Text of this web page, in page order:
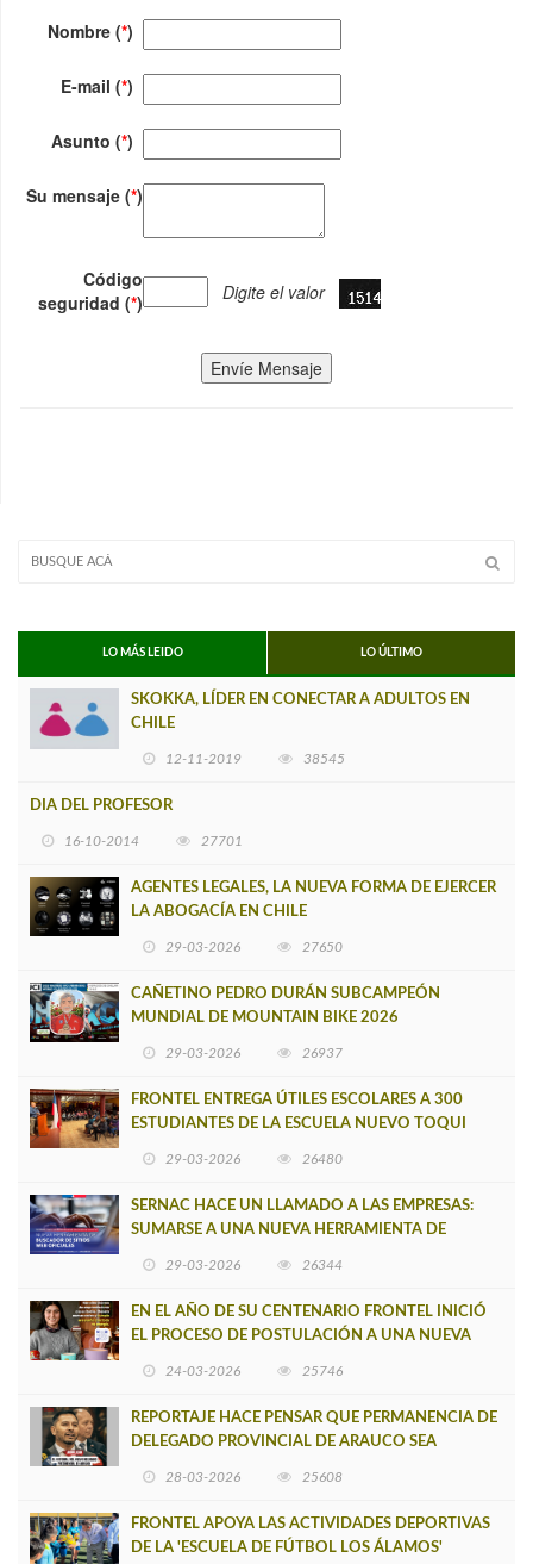
Nombre (*)
E-mail (*)
Asunto (*)
Su mensaje (*)
Código
seguridad (*) Digite el valor
Envíe Mensaje
LO MÁS LEIDO LO ÚLTIMO
SKOKKA, LÍDER EN CONECTAR A ADULTOS EN
CHILE
12-11-2019 38545
DIA DEL PROFESOR
16-10-2014 27701
AGENTES LEGALES, LA NUEVA FORMA DE EJERCER
LA ABOGACÍA EN CHILE
29-03-2026 27650
CAÑETINO PEDRO DURÁN SUBCAMPEÓN
MUNDIAL DE MOUNTAIN BIKE 2026
29-03-2026 26937
FRONTEL ENTREGA ÚTILES ESCOLARES A 300
ESTUDIANTES DE LA ESCUELA NUEVO TOQUI
29-03-2026 26480
SERNAC HACE UN LLAMADO A LAS EMPRESAS:
SUMARSE A UNA NUEVA HERRAMIENTA DE
29-03-2026 26344
EN EL AÑO DE SU CENTENARIO FRONTEL INICIÓ
EL PROCESO DE POSTULACIÓN A UNA NUEVA
24-03-2026 25746
REPORTAJE HACE PENSAR QUE PERMANENCIA DE
DELEGADO PROVINCIAL DE ARAUCO SEA
28-03-2026 25608
FRONTEL APOYA LAS ACTIVIDADES DEPORTIVAS
DE LA 'ESCUELA DE FÚTBOL LOS ÁLAMOS'